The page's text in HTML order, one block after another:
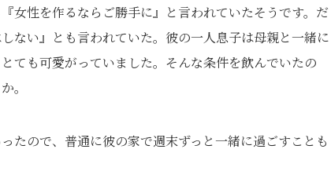
女性を作るならご勝手に』と言われていたそうです。だ
ない』とも言われていた。彼の一人息子は母親と一緒に
ても可愛がっていました。そんな条件を飲んでいたの
。
たので、普通に彼の家で週末ずっと一緒に過ごすことも